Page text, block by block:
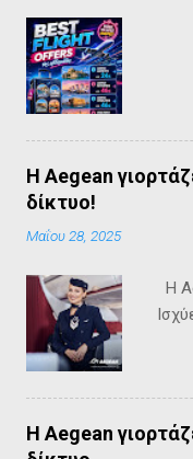
Η Aegean
δίκτυο!
Μαΐου 28, 2025
Η
Η Aegean